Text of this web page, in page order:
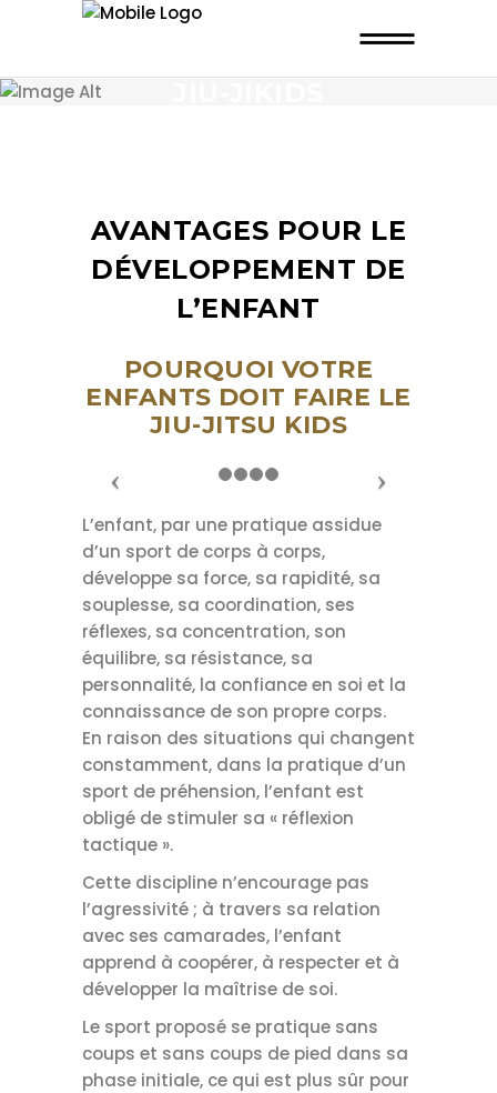
AVANTAGES POUR LE
DÉVELOPPEMENT DE
L’ENFANT
POURQUOI VOTRE
ENFANTS DOIT FAIRE LE
JIU-JITSU KIDS
L’enfant, par une pratique assidue
d’un sport de corps à corps,
développe sa force, sa rapidité, sa
souplesse, sa coordination, ses
réflexes, sa concentration, son
équilibre, sa résistance, sa
personnalité, la confiance en soi et la
connaissance de son propre corps.
En raison des situations qui changent
constamment, dans la pratique d’un
sport de préhension, l’enfant est
obligé de stimuler sa « réflexion
tactique ».
Cette discipline n’encourage pas
l’agressivité ; à travers sa relation
avec ses camarades, l’enfant
apprend à coopérer, à respecter et à
développer la maîtrise de soi.
Le sport proposé se pratique sans
coups et sans coups de pied dans sa
phase initiale, ce qui est plus sûr pour